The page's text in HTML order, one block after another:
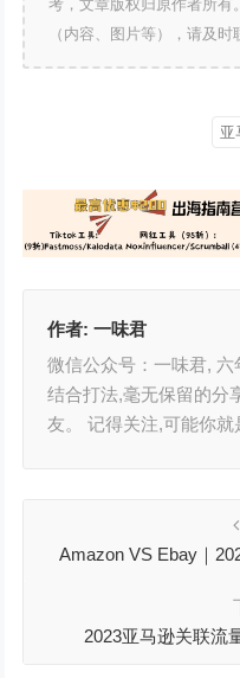
考，文章版权归原作者所有
（内容、图片等），请及
亚
作者:一味君
微信公众号：一味君,
结合打法,毫无保留的分
友。 记得关注,可能你
Amazon VS Ebay｜
2023亚马逊关联流